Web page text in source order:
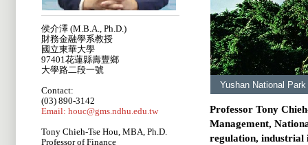
Professor Tony
Management,
regulation, industrial
Yushan National Park
侯介澤 (M.B.A., Ph.D.)
財務金融學系教授
國立東華大學
97401花蓮縣壽豐鄉
大學路二段一號
Contact:
(03) 890-3142
Email: houc@gms.ndhu.edu.tw
Tony Chieh-Tse Hou, MBA, Ph.D.
Professor of Finance